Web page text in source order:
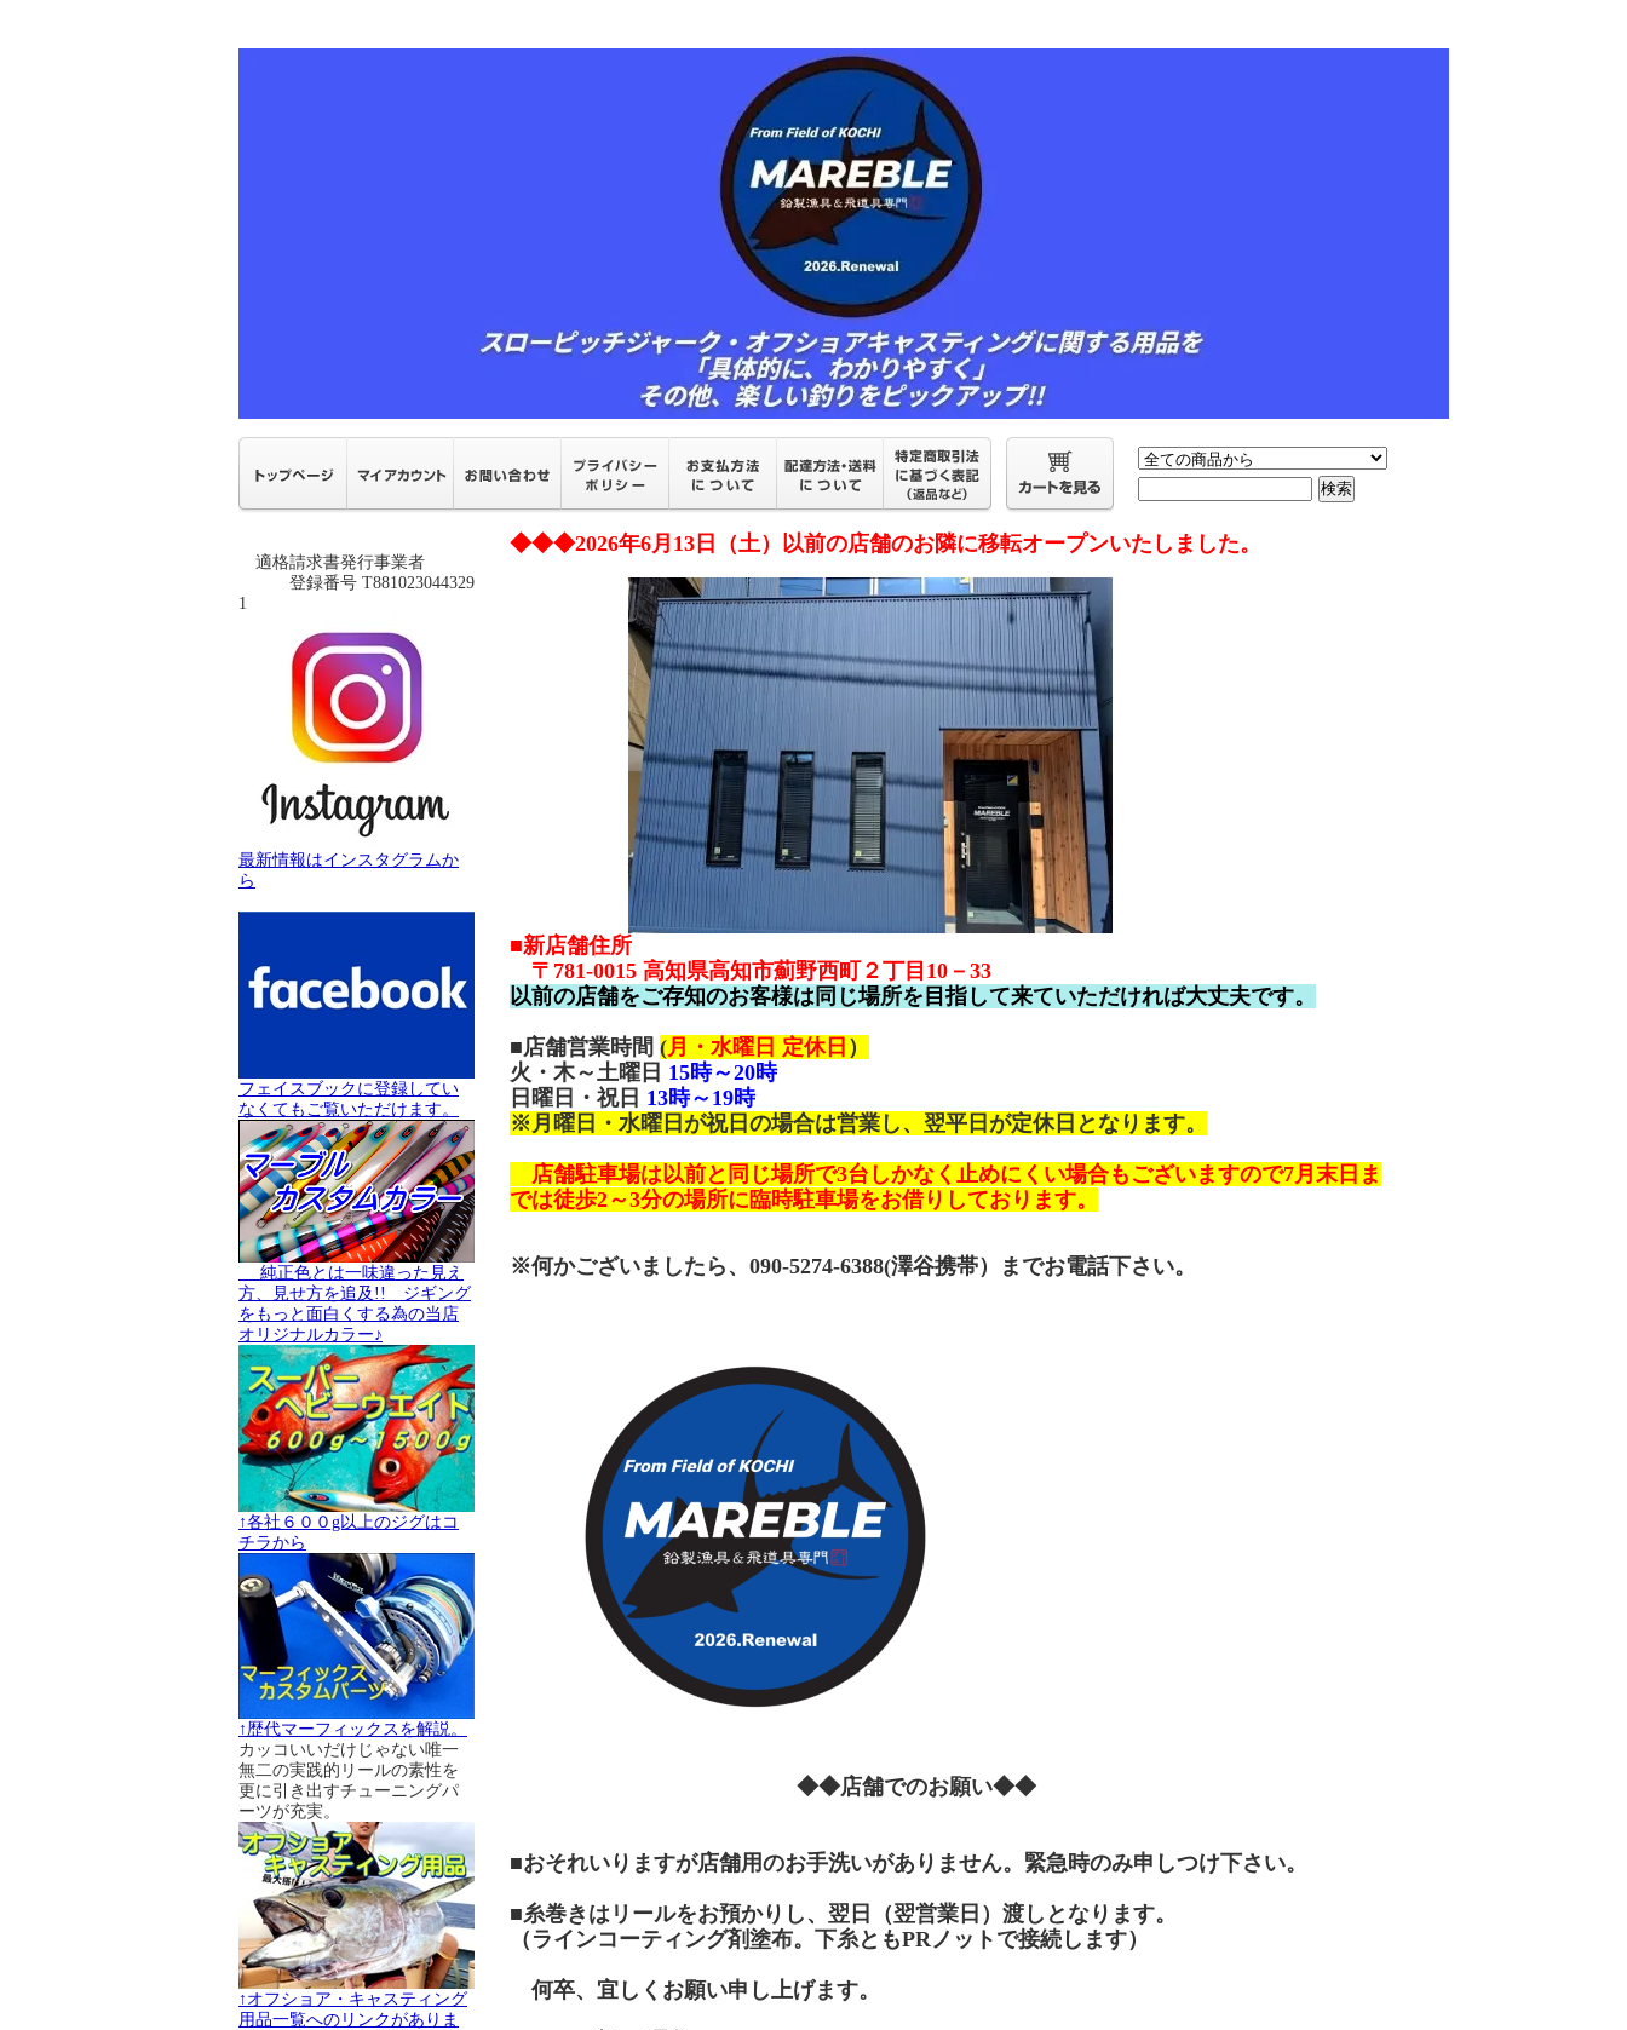
適格請求書発行事業者
登録番号 T881023044329
1
最新情報はインスタグラムか
ら
フェイスブックに登録してい
なくてもご覧いただけます。
純正色とは一味違った見え
方、見せ方を追及!! ジギング
をもっと面白くする為の当店
オリジナルカラー♪
↑各社６００g以上のジグはコ
チラから
↑歴代マーフィックスを解説。
カッコいいだけじゃない唯一
無二の実践的リールの素性を
更に引き出すチューニングパ
ーツが充実。
↑オフショア・キャスティング
用品一覧へのリンクがありま
◆◆◆2026年6月13日（土）以前の店舗のお隣に移転オープンいたしました。
■新店舗住所
〒781-0015 高知県高知市薊野西町２丁目10－33
以前の店舗をご存知のお客様は同じ場所を目指して来ていただければ大丈夫です。
■店舗営業時間 (月・水曜日 定休日 ）
火・木～土曜日 15時～20時
日曜日・祝日 13時～19時
※月曜日・水曜日が祝日の場合は営業し、翌平日が定休日となります。
店舗駐車場は以前と同じ場所で3台しかなく止めにくい場合もございますので7月末日ま
では徒歩2～3分の場所に臨時駐車場をお借りしております。
※何かございましたら、090-5274-6388(澤谷携帯）までお電話下さい。
◆◆店舗でのお願い◆◆
■おそれいりますが店舗用のお手洗いがありません。緊急時のみ申しつけ下さい。
■糸巻きはリールをお預かりし、翌日（翌営業日）渡しとなります。
（ラインコーティング剤塗布。下糸ともPRノットで接続します）
何卒、宜しくお願い申し上げます。